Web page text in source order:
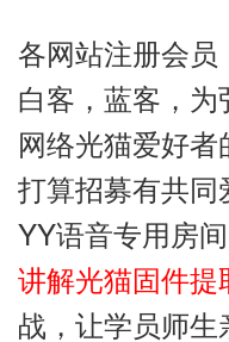
各网站注册会员
白客，蓝客，
网络光猫爱好
打算招募有共
YY语音专用房
讲解光猫固件提
战，让学员师